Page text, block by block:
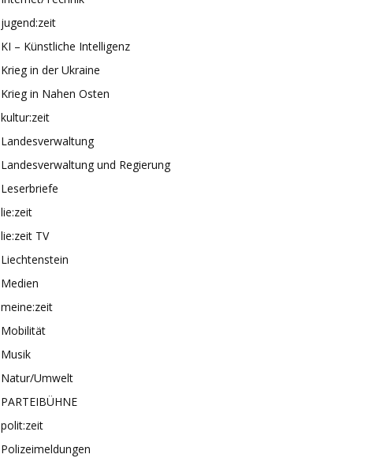
jugend:zeit
KI – Künstliche Intelligenz
Krieg in der Ukraine
Krieg in Nahen Osten
kultur:zeit
Landesverwaltung
Landesverwaltung und Regierung
Leserbriefe
lie:zeit
lie:zeit TV
Liechtenstein
Medien
meine:zeit
Mobilität
Musik
Natur/Umwelt
PARTEIBÜHNE
polit:zeit
Polizeimeldungen